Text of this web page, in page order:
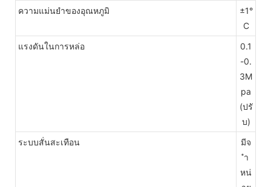
ความแม่นยำของอุณหภูมิ
±1°
C
แรงดันในการหล่อ
0.1
-0.
3M
pa
(ปรั
บ)
ระบบสั่นสะเทือน
มีจ
ำ
หน่